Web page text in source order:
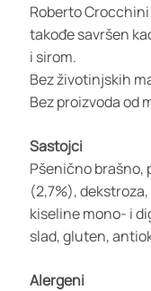
Roberto
takođe savršen
i sirom.
Bez životinjskih
Bez proizvoda od
Sastojci
Pšenično brašno,
(2,7%),
kiseline mono- i
slad, gluten,
Alergeni